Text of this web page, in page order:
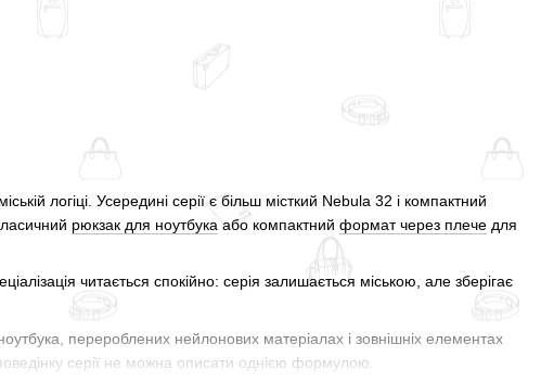
логіці. Усередині серії є більш місткий Nebula 32 і компактний
рюкзак для ноутбука або компактний формат через плече для
читається спокійно: серія залишається міською, але зберігає
перероблених нейлонових матеріалах і зовнішніх елементах
серії не можна описати однією формулою.